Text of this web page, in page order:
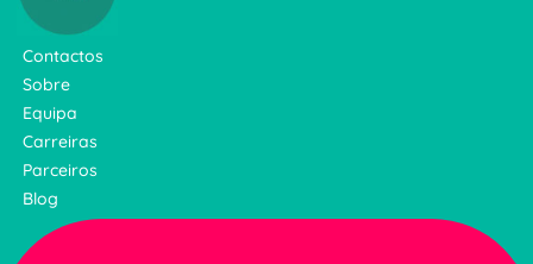
Contactos
Sobre
Equipa
Carreiras
Parceiros
Blog